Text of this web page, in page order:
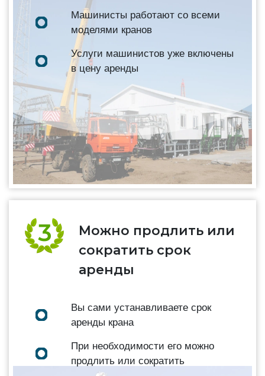
Машинисты работают со всеми
моделями кранов
Услуги машинистов уже включены
в цену аренды
Можно продлить или
сократить срок
аренды
Вы сами устанавливаете срок
аренды крана
При необходимости его можно
продлить или сократить